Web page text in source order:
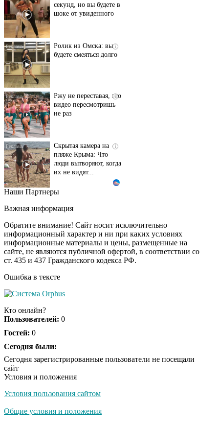
секунд, но вы будете в
шоке от увиденного
i
Ролик из Омска: вы
будете смеяться долго
i
Ржу не переставая, это
видео пересмотришь
не раз
i
Скрытая камера на
пляже Крыма: Что
люди вытворяют, когда
их не видят...
Ролик длится
смеяться вы будете
i
Королева вагона
отожгла! Видео не
оставит равнодушным
США — Южной
Patriot и THAAD»
Деньги придут
2026 году получит
Экс-бойфренд дочери
из-за макарон
Наши Партнеры
Важная информация
Обратите внимание! Сайт носит исключительно
информационный характер и ни при каких условиях
информационные материалы и цены, размещенные на
сайте, не являются публичной офертой, в соответствии со
ст. 435 и 437 Гражданского кодекса РФ.
Ошибка в тексте
Кто онлайн?
Пользователей: 0
Гостей: 0
Сегодня были:
Сегодня зарегистрированные пользователи не посещали
сайт
Условия и положения
Условия пользования сайтом
Общие условия и положения